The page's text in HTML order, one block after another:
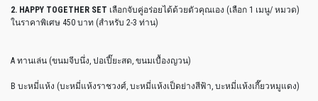
2. HAPPY TOGETHER SET เลือกจับคู่อร่อยได้ด้วยตัวคุณเอง (เลือก 1 เมนู/ หมวด)
ในราคาพิเศษ 450 บาท (สำหรับ 2-3 ท่าน)
A ทานเล่น (ขนมจีบนึ่ง, ปอเปี๊ยะสด, ขนมเบื้องญวน)
B บะหมี่แห้ง (บะหมี่แห้งราชวงศ์, บะหมี่แห้งเป็ดย่างสีฟ้า, บะหมี่แห้งเกี๊ยวหมูแดง)